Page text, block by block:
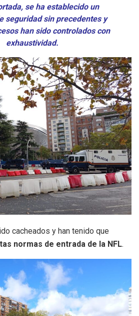
se ha establecido un
seguridad sin precedentes y
han sido controlados con
exhaustividad.
cacheados y han tenido que
normas de entrada de la NFL.